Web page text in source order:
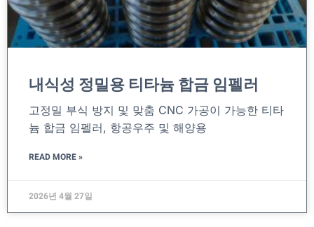
내식성 정밀용 티타늄 합금 임펠러
고정밀 부식 방지 및 맞춤 CNC 가공이 가능한 티타
늄 합금 임펠러, 항공우주 및 해양용
READ MORE »
2026년 4월 27일